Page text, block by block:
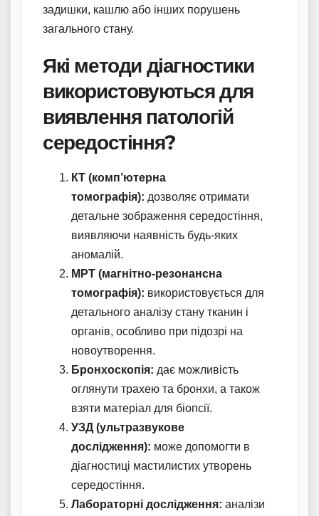
задишки, кашлю або інших порушень
загального стану.
Які методи діагностики
використовуються для
виявлення патологій
середостіння?
КТ (комп’ютерна
томографія): дозволяє отримати
детальне зображення середостіння,
виявляючи наявність будь-яких
аномалій.
МРТ (магнітно-резонансна
томографія): використовується для
детального аналізу стану тканин і
органів, особливо при підозрі на
новоутворення.
Бронхоскопія: дає можливість
оглянути трахею та бронхи, а також
взяти матеріал для біопсії.
УЗД (ультразвукове
дослідження): може допомогти в
діагностиці мастилистих утворень
середостіння.
Лабораторні дослідження: аналізи